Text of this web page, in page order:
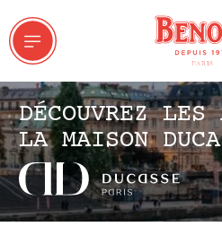
GROUPES
DÉCOUVREZ LES
LA MAISON